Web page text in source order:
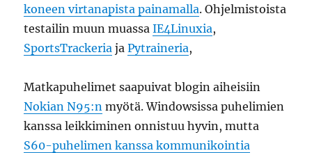
koneen virtanapista painamalla. Ohjelmistoista
testailin muun muassaIE4Linuxia,
SportsTrackeria jaPytraineria,
Matkapuhelimet saapuivat blogin aiheisiin
Nokian N95:n myötä. Windowsissa puhelimien
kanssa leikkiminen onnistuu hyvin, mutta
S60-puhelimen kanssa kommunikointia